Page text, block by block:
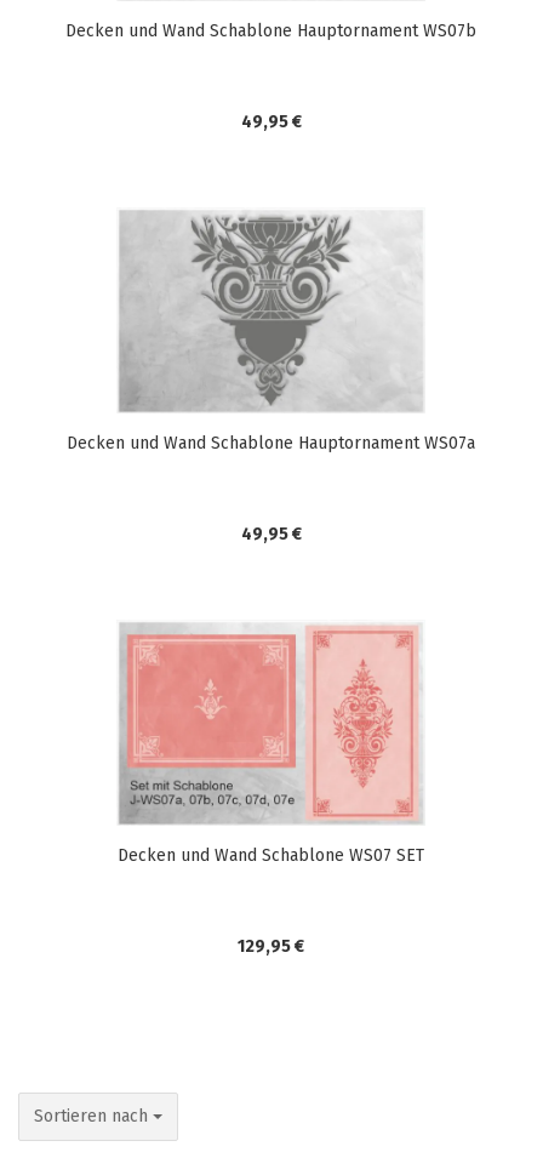
Decken und Wand Schablone Hauptornament WS07b
49,95 €
Decken und Wand Schablone Hauptornament WS07a
49,95 €
Decken und Wand Schablone WS07 SET
129,95 €
Sortieren nach
Sortieren nach